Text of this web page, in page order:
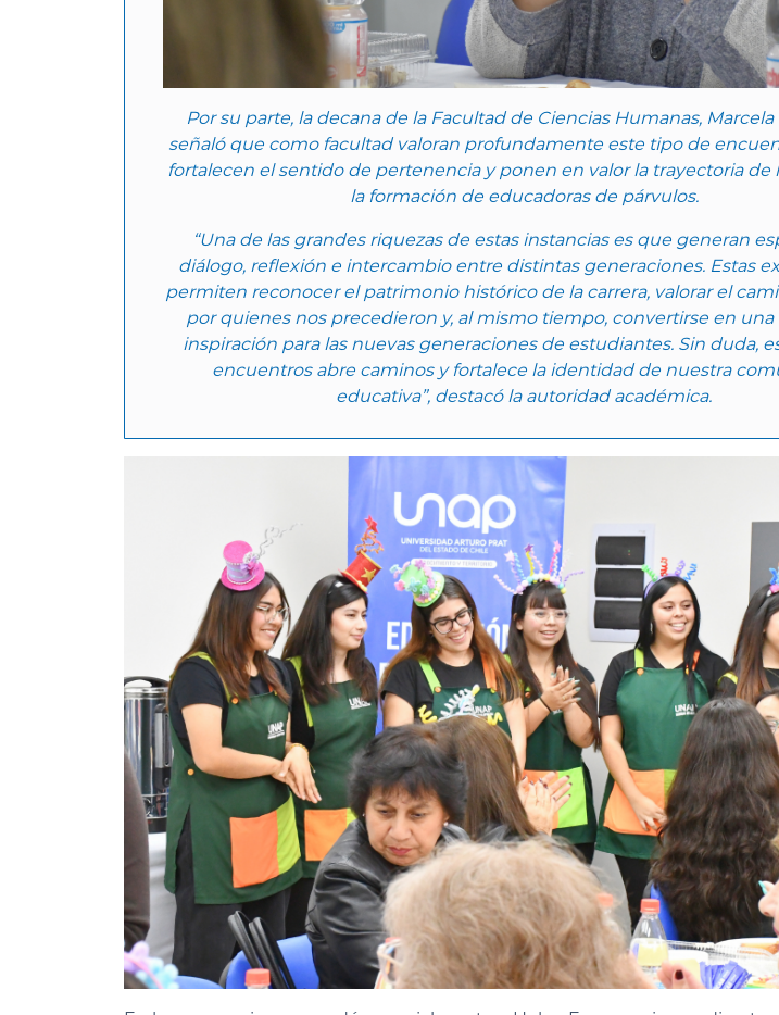
Por su parte, la decana de la Facultad de Ciencias Humanas,
señaló que como facultad valoran profundamente este tipo de
fortalecen el sentido de pertenencia y ponen en valor la trayectoria de
la formación de educadoras de párvulos.
“Una de las grandes riquezas de estas instancias es que generan
diálogo, reflexión e intercambio entre distintas generaciones. Estas
permiten reconocer el patrimonio histórico de la carrera, valorar el
por quienes nos precedieron y, al mismo tiempo, convertirse en
inspiración para las nuevas generaciones de estudiantes. Sin duda,
encuentros abre caminos y fortalece la identidad de nuestra
educativa”, destacó la autoridad académica.